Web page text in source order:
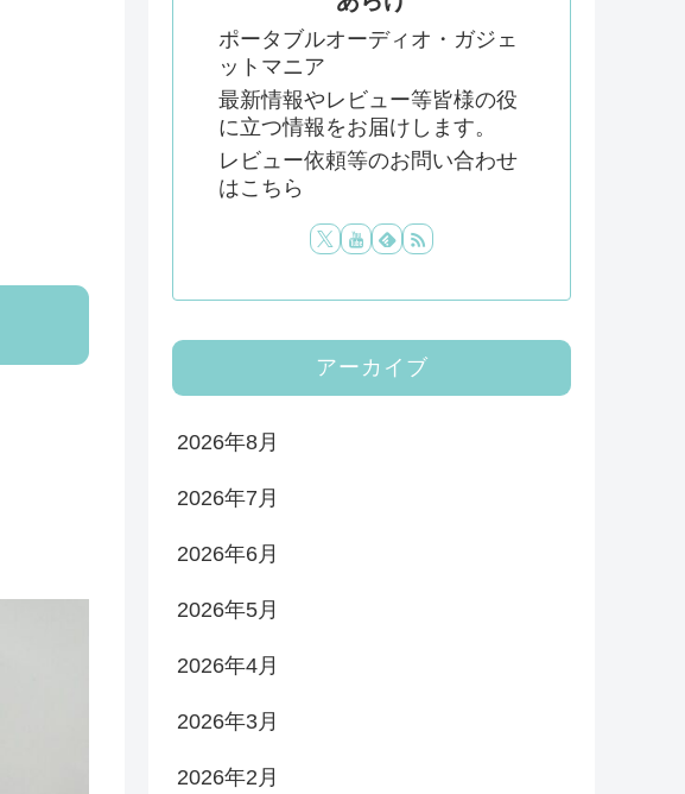
ポータブルオーディオ・ガジェ
ットマニア
最新情報やレビュー等皆様の役
に立つ情報をお届けします。
レビュー依頼等のお問い合わせ
はこちら
アーカイブ
2026年8月
2026年7月
2026年6月
2026年5月
2026年4月
2026年3月
2026年2月